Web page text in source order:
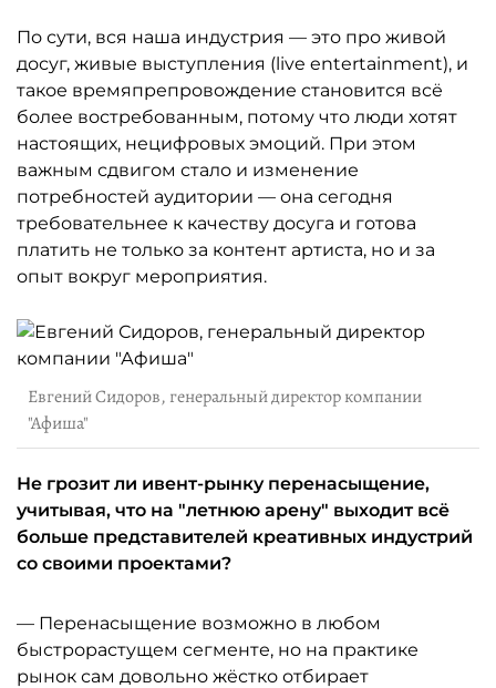
По сути, вся наша индустрия — это про живой
досуг, живые выступления (live entertainment), и
такое времяпрепровождение становится всё
более востребованным, потому что люди хотят
настоящих, нецифровых эмоций. При этом
важным сдвигом стало и изменение
потребностей аудитории — она сегодня
требовательнее к качеству досуга и готова
платить не только за контент артиста, но и за
опыт вокруг мероприятия.
Евгений Сидоров, генеральный директор компании
"Афиша"
Не грозит ли ивент-рынку перенасыщение,
учитывая, что на "летнюю арену" выходит всё
больше представителей креативных индустрий
со своими проектами?
— Перенасыщение возможно в любом
быстрорастущем сегменте, но на практике
рынок сам довольно жёстко отбирает